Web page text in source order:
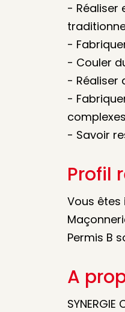
- Réaliser
-
- Couler
- Réaliser
-
- Savoir
Profil
Vous êtes
Permis B
A